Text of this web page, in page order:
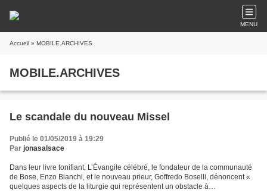
MENU
Accueil » MOBILE.ARCHIVES
MOBILE.ARCHIVES
Le scandale du nouveau Missel
Publié le 01/05/2019 à 19:29
Par jonasalsace
Dans leur livre tonifiant, L’Évangile célébré, le fondateur de la communauté
de Bose, Enzo Bianchi, et le nouveau prieur, Goffredo Boselli, dénoncent «
quelques aspects de la liturgie qui représentent un obstacle à